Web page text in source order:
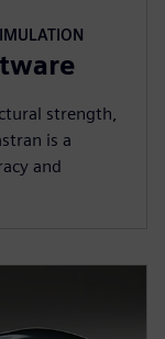
strength,
is a
and